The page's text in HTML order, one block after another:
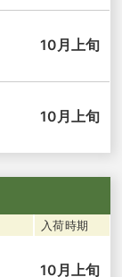
10月上旬
10月上旬
入荷時期
10月上旬